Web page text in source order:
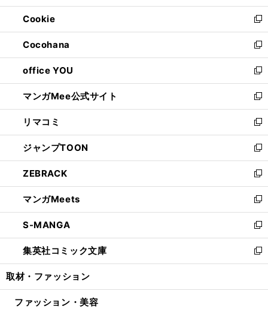
開
く
ウ
で
開
く
ン
ド
ウ
で
開
く
ウ
ィ
ン
ド
ウ
で
開
く
Cookie
新
し
い
ウ
ィ
ン
ド
ウ
で
開
く
Cocohana
新
し
い
ウ
ィ
ン
ド
ウ
で
開
く
office YOU
新
し
い
ウ
ィ
ン
ド
ウ
で
開
く
マンガMee公式サイト
新
し
い
ウ
ィ
ン
ド
ウ
で
開
く
リマコミ
新
し
い
ウ
ィ
ン
ド
ウ
で
開
く
ジャンプTOON
新
し
い
ウ
ィ
ン
ド
ウ
で
開
ZEBRACK
新
し
い
ウ
ィ
ン
ド
ウ
開
マンガMeets
新
し
い
ウ
ィ
ン
ウ
S-MANGA
新
し
い
ウ
ン
集英社コミック文庫
新
し
ウ
取材・ファッション
ファッション・美容